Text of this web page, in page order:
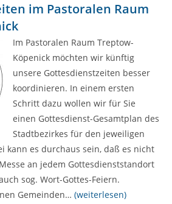
im Pastoralen Raum
Im Pastoralen Raum Treptow-
Köpenick möchten wir künftig
unsere Gottesdienstzeiten besser
koordinieren. In einem ersten
Schritt dazu wollen wir für Sie
einen Gottesdienst-Gesamtplan des
Stadtbezirkes für den jeweiligen
kann es durchaus sein, daß es nicht
an jedem Gottesdienststandort
sog. Wort-Gottes-Feiern.
Gemeinden… (weiterlesen)